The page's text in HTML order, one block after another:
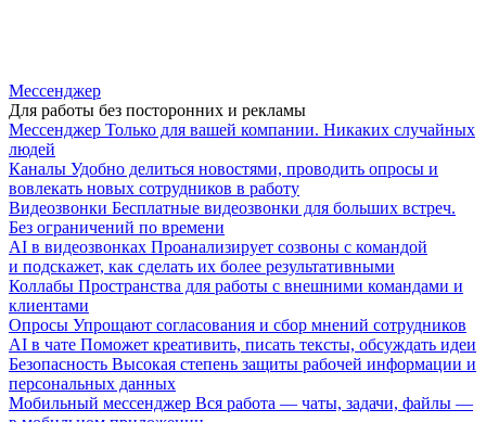
Мессенджер
Для работы без посторонних и рекламы
Мессенджер Только для вашей компании. Никаких случайных
людей
Каналы Удобно делиться новостями, проводить опросы и
вовлекать новых сотрудников в работу
Видеозвонки Бесплатные видеозвонки для больших встреч.
Без ограничений по времени
AI в видеозвонках Проанализирует созвоны с командой
и подскажет, как сделать их более результативными
Коллабы Пространства для работы с внешними командами и
клиентами
Опросы Упрощают согласования и сбор мнений сотрудников
AI в чате Поможет креативить, писать тексты, обсуждать идеи
Безопасность Высокая степень защиты рабочей информации и
персональных данных
Мобильный мессенджер Вся работа — чаты, задачи, файлы —